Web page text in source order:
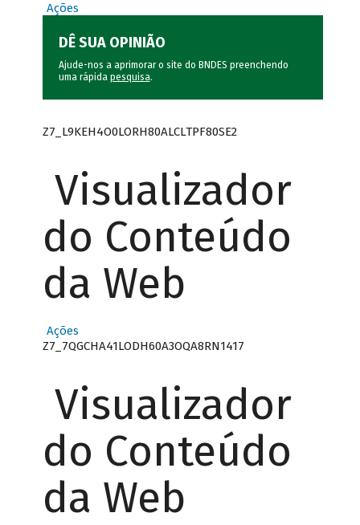
Ações
DÊ SUA OPINIÃO
Ajude-nos a aprimorar o site do BNDES preenchendo
uma rápida pesquisa.
Z7_L9KEH4O0LORH80ALCLTPF80SE2
Visualizador
do Conteúdo
da Web
Ações
Z7_7QGCHA41LODH60A3OQA8RN1417
Visualizador
do Conteúdo
da Web